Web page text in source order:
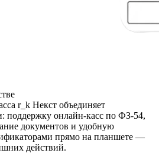
r_k Некст объединяет
поддержку онлайн-касс по ФЗ-54,
документов и удобную
прямо на планшете —
действий.